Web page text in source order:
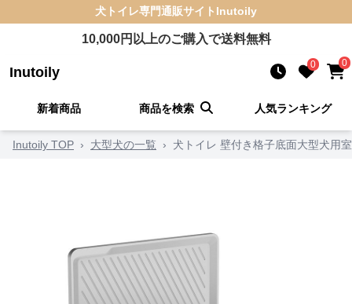
犬トイレ専門通販サイト Inutoily
10,000円以上のご購入で送料無料
Inutoily 0 0
新着商品 商品を検索 人気ランキング
Inutoily TOP › 大型犬の一覧 › 犬トイレ 壁付き格子底面大型犬用